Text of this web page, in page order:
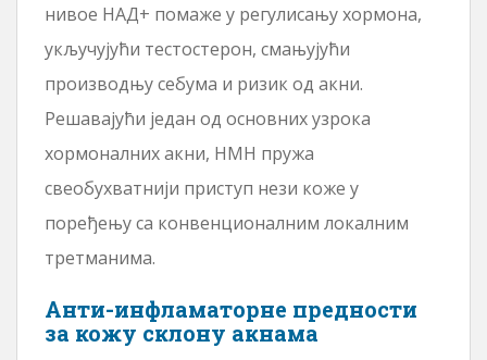
нивое НАД+ помаже у регулисању хормона,
укључујући тестостерон, смањујући
производњу себума и ризик од акни.
Решавајући један од основних узрока
хормоналних акни, НМН пружа
свеобухватнији приступ нези коже у
поређењу са конвенционалним локалним
третманима.
Анти-инфламаторне предности
за кожу склону акнама